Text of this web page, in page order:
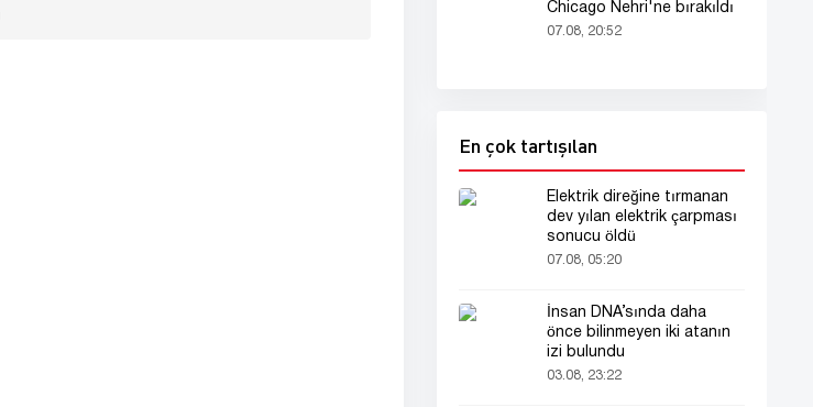
Chicago Nehri'ne bırakıldı
07.08, 20:52
En çok tartışılan
Elektrik direğine tırmanan
dev yılan elektrik çarpması
sonucu öldü
07.08, 05:20
İnsan DNA’sında daha
önce bilinmeyen iki atanın
izi bulundu
03.08, 23:22